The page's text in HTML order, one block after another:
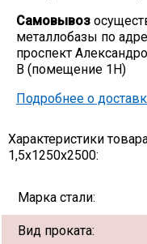
Самовывоз
металлобазы по
проспект
В (помещение 1Н)
Подробнее о
Характеристики
1,5х1250х2500:
Марка стали:
Вид проката: